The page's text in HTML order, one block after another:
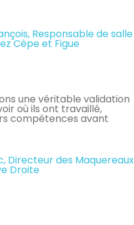
Responsable de salle
Cèpe et Figue
une véritable validation
où ils ont travaillé,
compétences avant
Directeur des Maquereaux
Droite